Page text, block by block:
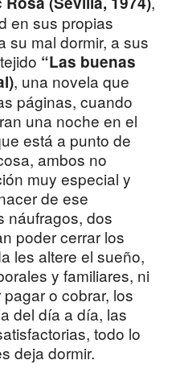
en sus propias
su mal dormir, a sus
“Las buenas
, una novela que
páginas, cuando
una noche en el
está a punto de
ambos no
muy especial y
de ese
náufragos, dos
poder cerrar los
les altere el sueño,
y familiares, ni
o cobrar, los
del día a día, las
todo lo
deja dormir.